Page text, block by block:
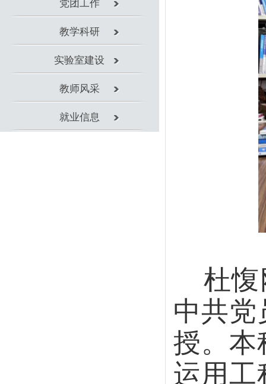
就业信息
杜愎刚
中共党员
授。本科
运用工程
1985年
管理学院
南省商丘
校工作期